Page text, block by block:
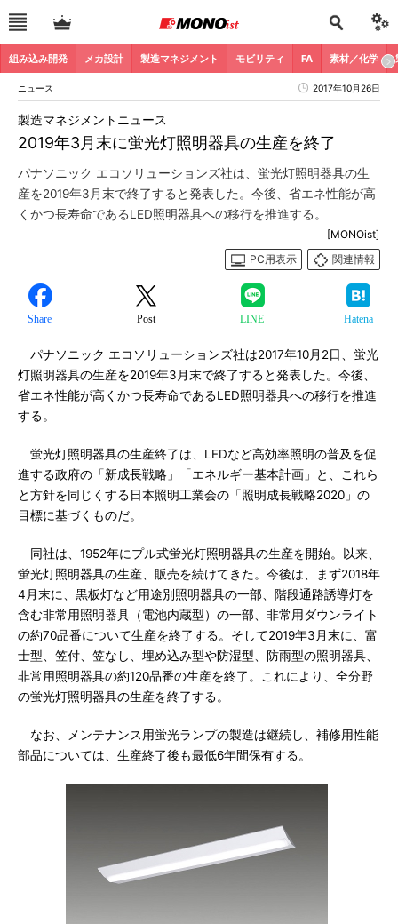
組み込み開発 メカ設計 製造マネジメント モビリティ FA 素材／化学
ニュース 2017年10月26日
2019年3月末に蛍光灯照明器具の生産を終了
製造マネジメントニュース
パナソニック エコソリューションズ社は、蛍光灯照明器具の生
産を2019年3月末で終了すると発表した。今後、省エネ性能が高
くかつ長寿命であるLED照明器具への移行を推進する。
[MONOist]
PC用表示
関連情報
Share Post LINE Hatena
パナソニック エコソリューションズ社は2017年10月2日、蛍光
灯照明器具の生産を2019年3月末で終了すると発表した。今後、
省エネ性能が高くかつ長寿命であるLED照明器具への移行を推進
する。
蛍光灯照明器具の生産終了は、LEDなど高効率照明の普及を促
進する政府の「新成長戦略」「エネルギー基本計画」と、これら
と方針を同じくする日本照明工業会の「照明成長戦略2020」の
目標に基づくものだ。
同社は、1952年にプル式蛍光灯照明器具の生産を開始。以来、
蛍光灯照明器具の生産、販売を続けてきた。今後は、まず2018年
4月末に、黒板灯など用途別照明器具の一部、階段通路誘導灯を
含む非常用照明器具（電池内蔵型）の一部、非常用ダウンライト
の約70品番について生産を終了する。そして2019年3月末に、富
士型、笠付、笠なし、埋め込み型や防湿型、防雨型の照明器具、
非常用照明器具の約120品番の生産を終了。これにより、全分野
の蛍光灯照明器具の生産を終了する。
なお、メンテナンス用蛍光ランプの製造は継続し、補修用性能
部品については、生産終了後も最低6年間保有する。